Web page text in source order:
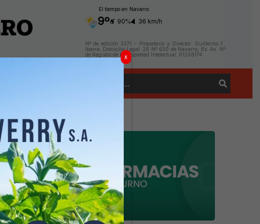
El tiempo en Navarro
9º 90% 36 km/h
Nº de edición 3371 - Propietario y Director: Guillermo F.
Ibarra. Domicilio Legal: 26 Nº 630 de Navarro, Bs. As. Nº
de Registro de la Propiedad Intelectual: 61268174
x